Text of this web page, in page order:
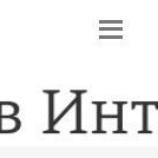
ОБМАНА